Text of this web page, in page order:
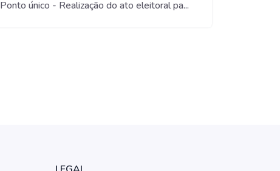
Ponto único - Realização do ato eleitoral pa...